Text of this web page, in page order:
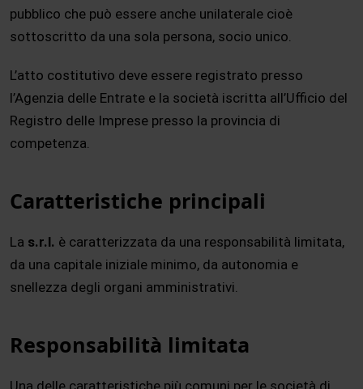
pubblico che può essere anche unilaterale cioè
sottoscritto da una sola persona, socio unico.
L’atto costitutivo deve essere registrato presso
l’Agenzia delle Entrate e la società iscritta all’Ufficio del
Registro delle Imprese presso la provincia di
competenza.
Caratteristiche principali
La s.r.l. è caratterizzata da una responsabilità limitata,
da una capitale iniziale minimo, da autonomia e
snellezza degli organi amministrativi.
Responsabilità limitata
Una delle caratteristiche più comuni per le società di